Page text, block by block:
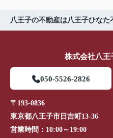
八王子の不動産は八王子ひなた
株式会社八王
050-5526-2826
〒193-0836
東京都八王子市日吉町13-36
営業時間： 10:00～19:00